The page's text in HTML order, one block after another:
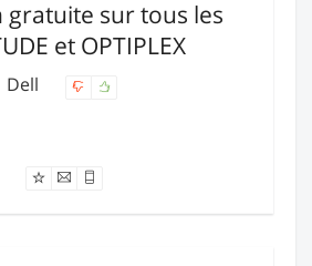
gratuite sur tous les
et OPTIPLEX
Dell